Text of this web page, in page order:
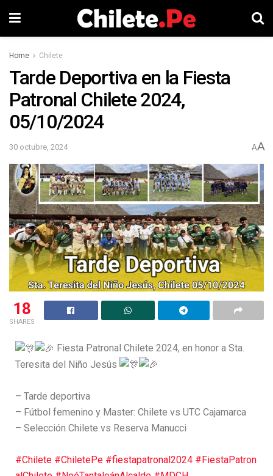
Home Chilete
Tarde Deportiva en la Fiesta
Patronal Chilete 2024,
05/10/2024
30 octubre, 2024 AA
18
SHARES
Fiesta Patronal Chilete 2024, en honor a Sta.
Teresita del Niño Jesús
– Tarde deportiva
– Fútbol femenino y Master: Chilete vs UTC Cajamarca
– Selección Chilete vs Reserva Manucci
#Chilete #ChiletePe #fiestapatronal2024 #FiestaPatron